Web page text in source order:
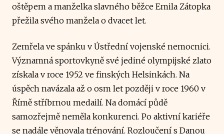
oštěpem a manželka slavného běžce Emila Zátopka
přežila svého manžela o dvacet let.
Zemřela ve spánku v Ústřední vojenské nemocnici.
Významná sportovkyně své jediné olympijské zlato
získala v roce 1952 ve finských Helsinkách. Na
úspěch navázala až o osm let později v roce 1960 v
Římě stříbrnou medailí. Na domácí půdě
samozřejmě neměla konkurenci. Po aktivní kariéře
se nadále věnovala trénování. Rozloučení s Danou